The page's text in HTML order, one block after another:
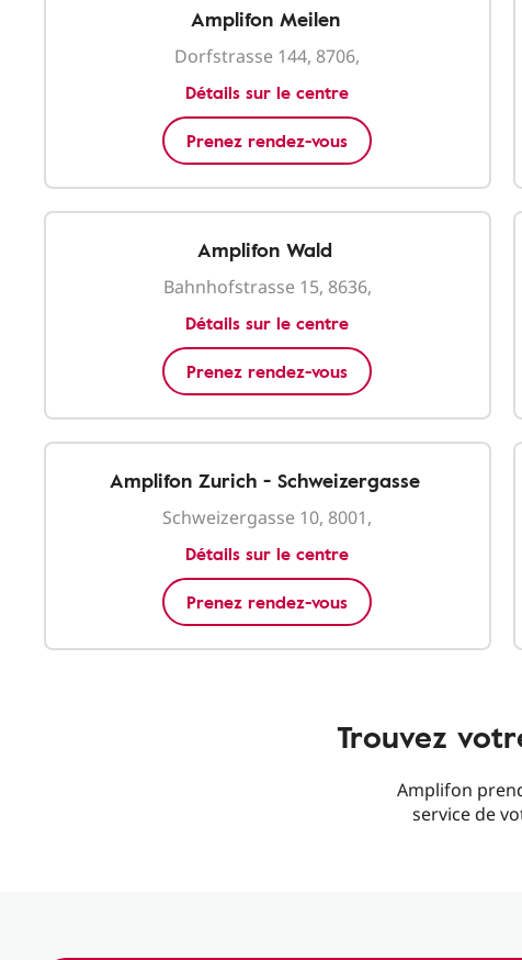
Amplifon Meilen
Dorfstrasse 144, 8706,
Détails sur le centre
Prenez rendez-vous
Amplifon Wald
Bahnhofstrasse 15, 8636,
Détails sur le centre
Prenez rendez-vous
Amplifon Zurich - Schweizergasse
Schweizergasse 10, 8001,
Détails sur le centre
Prenez rendez-vous
Trouvez
Amplifon
service de